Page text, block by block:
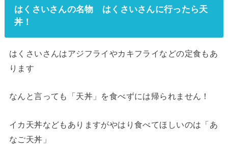
はくさいさんの名物 はくさいさんに行ったら天
丼！
はくさいさんはアジフライやカキフライなどの定食もあ
ります
なんと言っても「天丼」を食べずには帰られません！
イカ天丼などもありますがやはり食べてほしいのは「あ
なご天丼」